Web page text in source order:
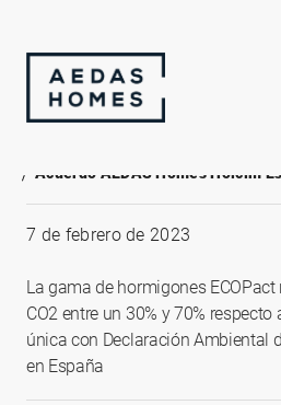
7 de febrero de 2023
La gama de hormigones
CO2 entre un 30% y 70%
única con Declaración Ambiental
en España
Acuerdo AEDAS Homes Holcim